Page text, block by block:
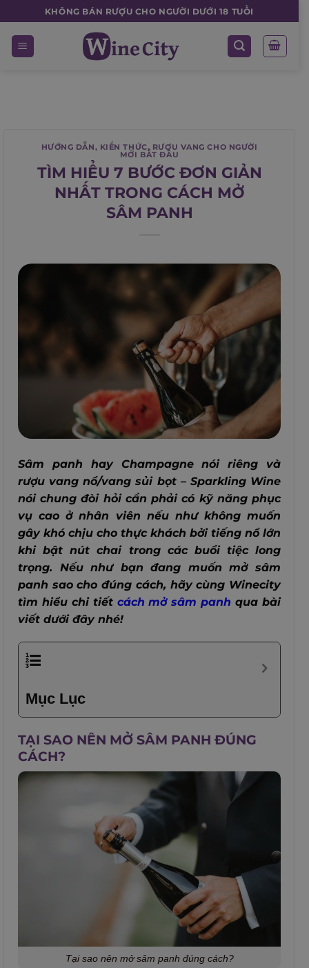
to
content
KHÔNG BÁN RƯỢU CHO NGƯỜI DƯỚI 18 TUỔI
HƯỚNG DẪN, KIẾN THỨC, RƯỢU VANG CHO NGƯỜI
MỚI BẮT ĐẦU
TÌM HIỂU 7 BƯỚC ĐƠN GIẢN
NHẤT TRONG CÁCH MỞ
SÂM PANH
Sâm panh hay Champagne nói riêng và
rượu vang nổ/vang sủi bọt – Sparkling Wine
nói chung đòi hỏi cần phải có kỹ năng phục
vụ cao ở nhân viên nếu như không muốn
gây khó chịu cho thực khách bởi tiếng nổ lớn
khi bật nút chai trong các buổi tiệc long
trọng. Nếu như bạn đang muốn mở sâm
panh sao cho đúng cách, hãy cùng Winecity
tìm hiểu chi tiết cách mở sâm panh qua bài
viết dưới đây nhé!
Mục Lục
TẠI SAO NÊN MỞ SÂM PANH ĐÚNG
CÁCH?
Tại sao nên mở sâm panh đúng cách?